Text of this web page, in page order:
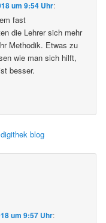
um 9:54 Uhr:
fast
die Lehrer sich mehr
Methodik. Etwas zu
wie man sich hilft,
besser.
blog
um 9:57 Uhr: